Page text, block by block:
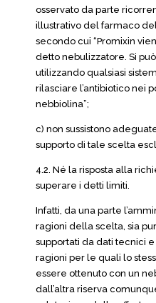
osservato da parte
illustrativo del farmaco
secondo cui “Promixin
detto nebulizzatore. Si
utilizzando qualsiasi
rilasciare l’antibiotico nei
nebbiolina”;
c) non sussistono
supporto di tale scelta
4.2. Né la risposta alla
superare i detti limiti.
Infatti, da una parte
ragioni della scelta, sia
supportati da dati tecnici
ragioni per le quali lo
essere ottenuto con un
dall’altra riserva